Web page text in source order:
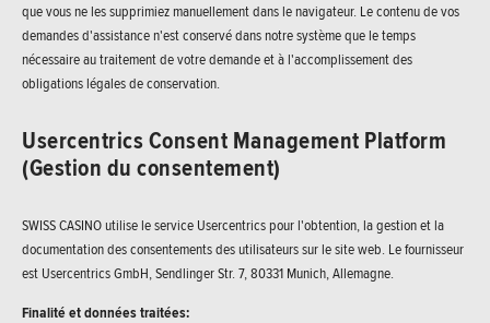
que vous ne les supprimiez manuellement dans le navigateur. Le contenu de vos
demandes d'assistance n'est conservé dans notre système que le temps
nécessaire au traitement de votre demande et à l'accomplissement des
obligations légales de conservation.
Usercentrics Consent Management Platform
(Gestion du consentement)
SWISS CASINO utilise le service Usercentrics pour l'obtention, la gestion et la
documentation des consentements des utilisateurs sur le site web. Le fournisseur
est Usercentrics GmbH, Sendlinger Str. 7, 80331 Munich, Allemagne.
Finalité et données traitées: